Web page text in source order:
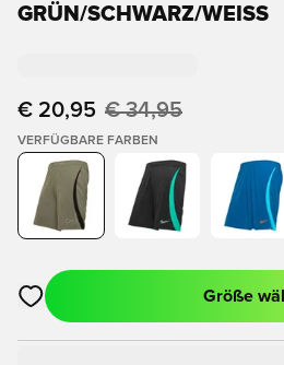
GRÜN/SCHWARZ/WEISS
€ 20,95 € 34,95
VERFÜGBARE FARBEN
Öffnet ein Fenster zum
Größe